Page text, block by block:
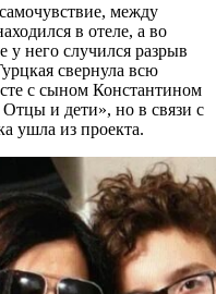
между
в отеле, а во
у него случился разрыв
свернула всю
с сыном Константином
и дети», но в связи с
ушла из проекта.